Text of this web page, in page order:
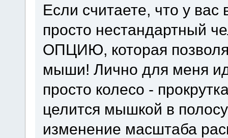
Если считаете, что у
просто нестандартный
ОПЦИЮ, которая
мыши! Лично для меня
просто колесо -
целится мышкой в
изменение масштаба